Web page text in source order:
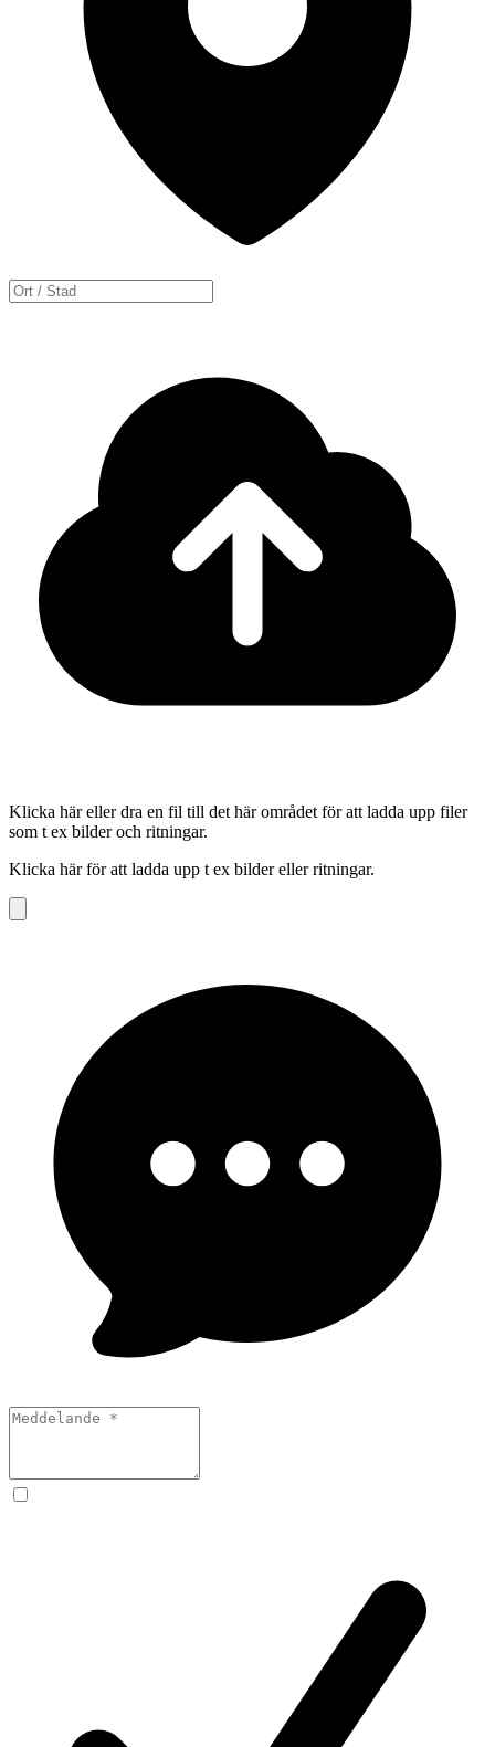
Klicka här eller dra en fil till det här området för att ladda upp filer
som t ex bilder och ritningar.
Klicka här för att ladda upp t ex bilder eller ritningar.